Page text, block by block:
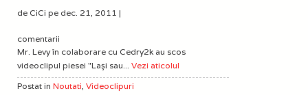
de CiCi pe dec. 21, 2011 |
comentarii
Mr. Levy în colaborare cu Cedry2k au scos
videoclipul piesei "Laşi sau... Vezi aticolul
Postat in Noutati, Videoclipuri